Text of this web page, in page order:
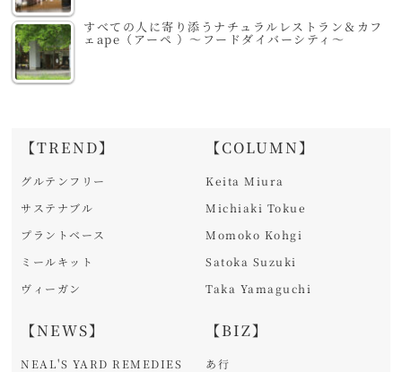
すべての人に寄り添うナチュラルレストラン＆カフ
ェape（アーペ ）～フードダイバーシティ～
【TREND】
グルテンフリー
サステナブル
プラントベース
ミールキット
ヴィーガン
【NEWS】
NEAL'S YARD REMEDIES
【COLUMN】
Keita Miura
Michiaki Tokue
Momoko Kohgi
Satoka Suzuki
Taka Yamaguchi
【BIZ】
あ行